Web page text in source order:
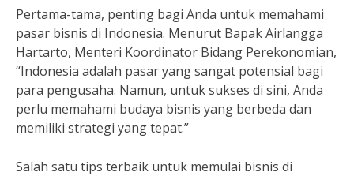
Pertama-tama, penting bagi Anda untuk memahami
pasar bisnis di Indonesia. Menurut Bapak Airlangga
Hartarto, Menteri Koordinator Bidang Perekonomian,
“Indonesia adalah pasar yang sangat potensial bagi
para pengusaha. Namun, untuk sukses di sini, Anda
perlu memahami budaya bisnis yang berbeda dan
memiliki strategi yang tepat.”
Salah satu tips terbaik untuk memulai bisnis di